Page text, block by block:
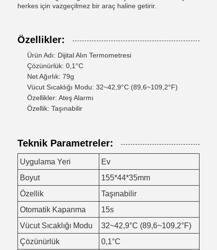
herkes için vazgeçilmez bir araç haline getirir.
Özellikler:
Ürün Adı: Dijital Alın Termometresi
Çözünürlük: 0,1°C
Net Ağırlık: 79g
Vücut Sıcaklığı Modu: 32~42,9°C (89,6~109,2°F)
Özellikler: Ateş Alarmı
Özellik: Taşınabilir
Teknik Parametreler:
Uygulama Yeri
Ev
Boyut
155*44*35mm
Özellik
Taşınabilir
Otomatik Kapanma
15s
Vücut Sıcaklığı Modu
32~42,9°C (89,6~109,2°F)
Çözünürlük
0,1°C